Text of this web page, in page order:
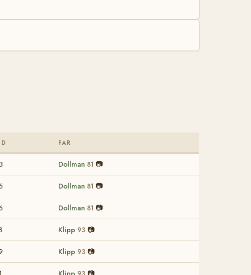
FAR
Dollman 81 📷
Dollman 81 📷
Dollman 81 📷
Klipp 93 📷
Klipp 93 📷